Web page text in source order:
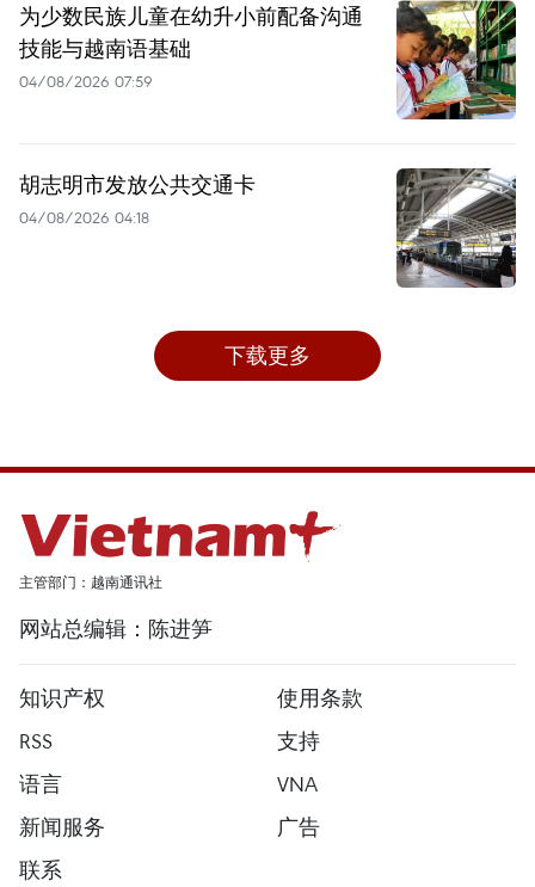
为少数民族儿童在幼升小前配备沟通
技能与越南语基础
04/08/2026 07:59
胡志明市发放公共交通卡
04/08/2026 04:18
下载更多
主管部门：越南通讯社
网站总编辑：陈进笋
知识产权
使用条款
RSS
支持
语言
VNA
新闻服务
广告
联系